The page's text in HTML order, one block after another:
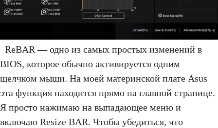
ReBAR — одно из самых простых изменений в
BIOS, которое обычно активируется одним
щелчком мыши. На моей материнской плате Asus
эта функция находится прямо на главной странице.
Я просто нажимаю на выпадающее меню и
включаю Resize BAR. Чтобы убедиться, что